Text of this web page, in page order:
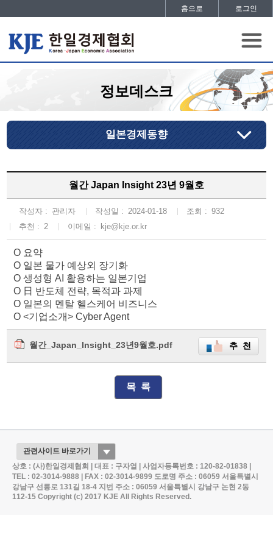
홈으로 로그인
정보데스크
일본경제동향
월간 Japan Insight 23년 9월호
작성자 : 관리자 작성일 : 2024-01-18 조회 : 932
추천 : 2 이메일 : kje@kje.or.kr
O 요약
O 일본 물가 예상외 장기화
O 생성형 AI 활용하는 일본기업
O 日 반도체 전략, 목적과 과제
O 일본의 멘탈 헬스케어 비즈니스
O <기업소개> Cyber Agent
월간_Japan_Insight_23년9월호.pdf 추 천
목 록
상호 : (사)한일경제협회 | 대표 : 구자열 | 사업자등록번호 : 120-82-01838 |
TEL : 02-3014-9888 | FAX : 02-3014-9899도로명 주소 : 06059 서울특별시
강남구 선릉로 131길 18-4 지번 주소 : 06059 서울특별시 강남구 논현 2동
112-15Copyright (c) 2017 KJE All Rights Reserved.